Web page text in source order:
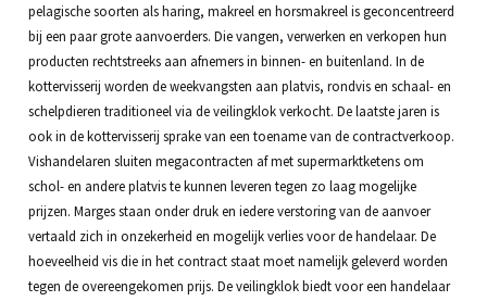
pelagische soorten als haring, makreel en horsmakreel is geconcentreerd
bij een paar grote aanvoerders. Die vangen, verwerken en verkopen hun
producten rechtstreeks aan afnemers in binnen- en buitenland. In de
kottervisserij worden de weekvangsten aan platvis, rondvis en schaal- en
schelpdieren traditioneel via de veilingklok verkocht. De laatste jaren is
ook in de kottervisserij sprake van een toename van de contractverkoop.
Vishandelaren sluiten megacontracten af met supermarktketens om
schol- en andere platvis te kunnen leveren tegen zo laag mogelijke
prijzen. Marges staan onder druk en iedere verstoring van de aanvoer
vertaald zich in onzekerheid en mogelijk verlies voor de handelaar. De
hoeveelheid vis die in het contract staat moet namelijk geleverd worden
tegen de overeengekomen prijs. De veilingklok biedt voor een handelaar